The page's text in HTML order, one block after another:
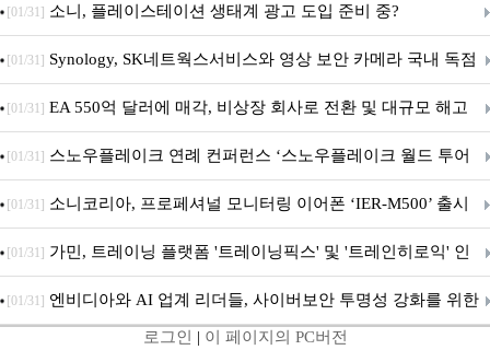
차 서비스 종료
[01/31] 소니, 플레이스테이션 생태계 광고 도입 준비 중?
[01/31] Synology, SK네트웍스서비스와 영상 보안 카메라 국내 독점
판매 파트너십 체결
[01/31] EA 550억 달러에 매각, 비상장 회사로 전환 및 대규모 해고
전망
[01/31] 스노우플레이크 연례 컨퍼런스 ‘스노우플레이크 월드 투어
서울’ 개최
[01/31] 소니코리아, 프로페셔널 모니터링 이어폰 ‘IER-M500’ 출시
[01/31] 가민, 트레이닝 플랫폼 '트레이닝픽스' 및 '트레인히로익' 인
수로 선수와 코치에 맞춤형 훈련 지원 확대
[01/31] 엔비디아와 AI 업계 리더들, 사이버보안 투명성 강화를 위한
로그인 | 이 페이지의 PC버전